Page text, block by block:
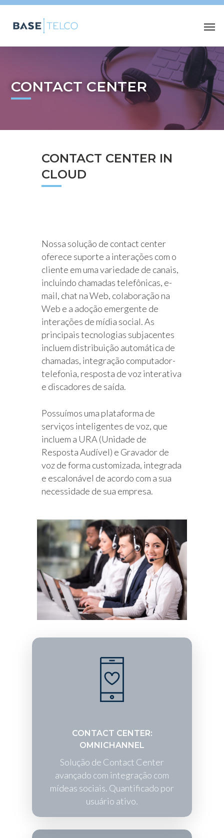
CONTACT CENTER
CONTACT CENTER IN
CLOUD
Nossa solução de contact center
oferece suporte a interações com o
cliente em uma variedade de canais,
incluindo chamadas telefônicas, e-
mail, chat na Web, colaboração na
Web e a adoção emergente de
interações de mídia social. As
principais tecnologias subjacentes
incluem distribuição automática de
chamadas, integração computador-
telefonia, resposta de voz interativa
e discadores de saída.
Possuímos uma plataforma de
serviços inteligentes de voz, que
incluem a URA (Unidade de
Resposta Audível) e Gravador de
voz de forma customizada, integrada
e escalonável de acordo com a sua
necessidade de sua empresa.
CONTACT CENTER:
OMNICHANNEL
Solução de Contact Center
avançado com integração com
mídeas sociais. Quantificado por
usuário ativo.